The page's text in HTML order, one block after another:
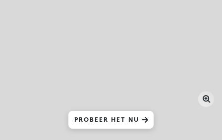
PROBEER HET NU